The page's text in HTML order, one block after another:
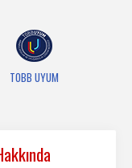
TOBB UYUM